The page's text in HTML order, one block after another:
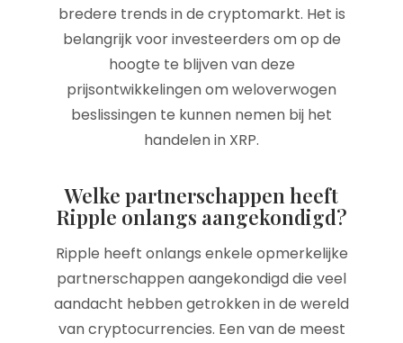
bredere trends in de cryptomarkt. Het is
belangrijk voor investeerders om op de
hoogte te blijven van deze
prijsontwikkelingen om weloverwogen
beslissingen te kunnen nemen bij het
handelen in XRP.
Welke partnerschappen heeft
Ripple onlangs aangekondigd?
Ripple heeft onlangs enkele opmerkelijke
partnerschappen aangekondigd die veel
aandacht hebben getrokken in de wereld
van cryptocurrencies. Een van de meest